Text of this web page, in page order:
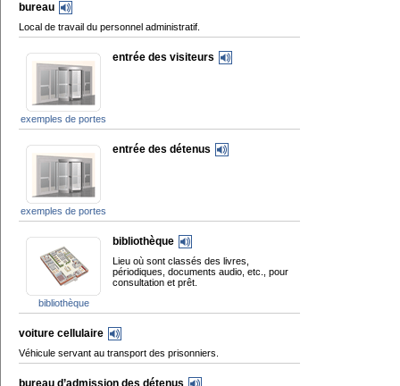
bureau
Local de travail du personnel administratif.
exemples de portes
entrée des visiteurs
exemples de portes
entrée des détenus
bibliothèque
bibliothèque
Lieu où sont classés des livres,
périodiques, documents audio, etc., pour
consultation et prêt.
voiture cellulaire
Véhicule servant au transport des prisonniers.
bureau d’admission des détenus